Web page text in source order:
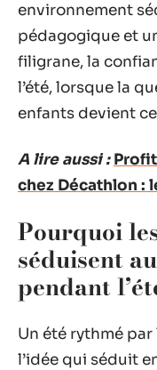
environnement
pédagogique et
filigrane, la
l’été, lorsque la
enfants devient
A lire aussi :
chez Décathlon :
Pourquoi
séduisent
pendant
Un été rythmé
l’idée qui séduit